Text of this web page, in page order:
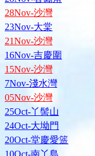
28Nov-沙灣
23Nov-大棠
21Nov-沙灣
16Nov-吉慶圍
15Nov-沙灣
7Nov-淺水灣
05Nov-沙灣
25Oct-丫髻山
24Oct-大坳門
20Oct-堂慶愛簉
10Oct-南丫島